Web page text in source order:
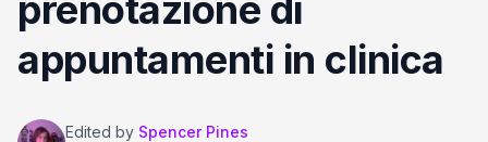
prenotazione di
appuntamenti in clinica
Edited by Spencer Pines